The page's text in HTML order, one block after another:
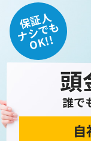
個人情報の訂正
ご本人から、登
開示の請求があっ
当ホームページ
正・削除・開示
個人情報保護
保証人
ナシでも
OK!!
頭
誰で